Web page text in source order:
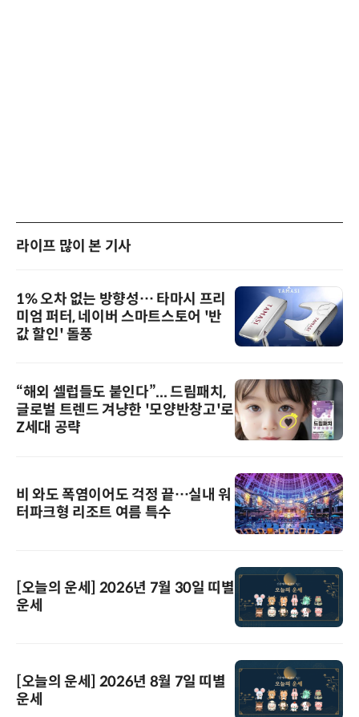
라이프 많이 본 기사
1% 오차 없는 방향성… 타마시 프리
미엄 퍼터, 네이버 스마트스토어 '반
값 할인' 돌풍
“해외 셀럽들도 붙인다”... 드림패치,
글로벌 트렌드 겨냥한 '모양반창고'로
Z세대 공략
비 와도 폭염이어도 걱정 끝…실내 워
터파크형 리조트 여름 특수
[오늘의 운세] 2026년 7월 30일 띠별
운세
[오늘의 운세] 2026년 8월 7일 띠별
운세